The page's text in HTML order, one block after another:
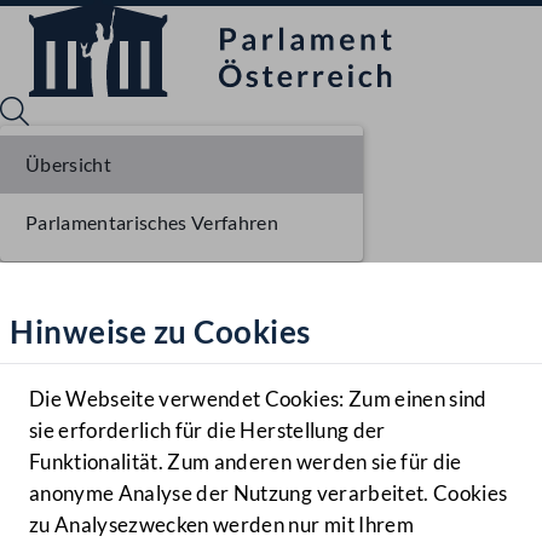
Hilfe
Benutzer
Navigationsmenü öffnen
MENÜ
Hinweise zu Cookies
Die Webseite verwendet Cookies: Zum einen sind
sie erforderlich für die Herstellung der
Funktionalität. Zum anderen werden sie für die
anonyme Analyse der Nutzung verarbeitet. Cookies
zu Analysezwecken werden nur mit Ihrem
Übersicht
Parlamentarisches Verfahren